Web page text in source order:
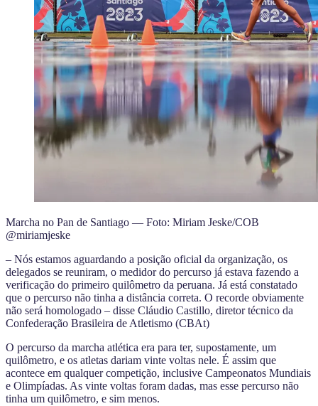
Marcha no Pan de Santiago — Foto: Miriam Jeske/COB
@miriamjeske
– Nós estamos aguardando a posição oficial da organização, os
delegados se reuniram, o medidor do percurso já estava fazendo a
verificação do primeiro quilômetro da peruana. Já está constatado
que o percurso não tinha a distância correta. O recorde obviamente
não será homologado – disse Cláudio Castillo, diretor técnico da
Confederação Brasileira de Atletismo (CBAt)
O percurso da marcha atlética era para ter, supostamente, um
quilômetro, e os atletas dariam vinte voltas nele. É assim que
acontece em qualquer competição, inclusive Campeonatos Mundiais
e Olimpíadas. As vinte voltas foram dadas, mas esse percurso não
tinha um quilômetro, e sim menos.